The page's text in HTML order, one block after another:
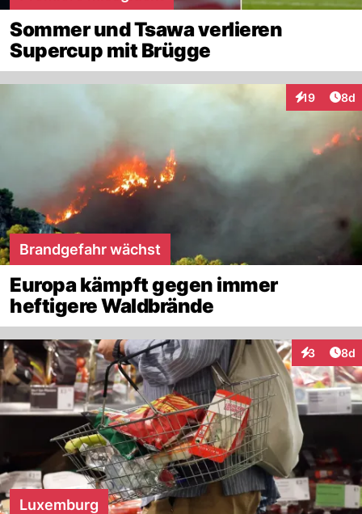
Sommer und Tsawa verlieren
Supercup mit Brügge
19
Interaktionen
8d
Brandgefahr wächst
Europa kämpft gegen immer
heftigere Waldbrände
3 8d
Luxemburg